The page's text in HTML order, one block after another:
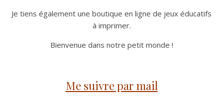
Je tiens également une boutique en ligne de jeux éducatifs
à imprimer.
Bienvenue dans notre petit monde !
Me suivre par mail